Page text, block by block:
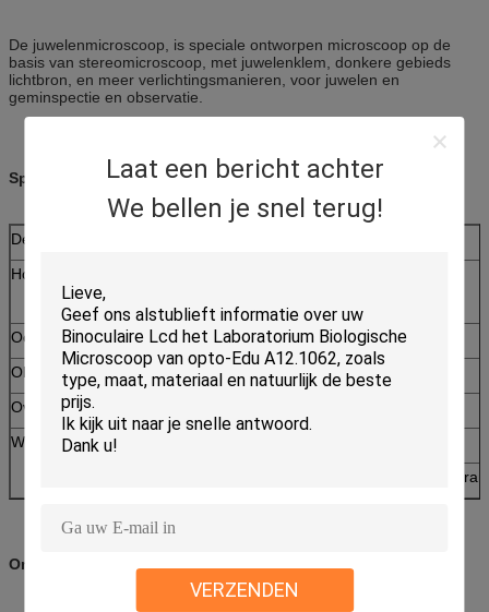
Laat een bericht achter
We bellen je snel terug!
VERZENDEN
De juwelenmicroscoop, is speciale ontworpen microscoop op de
basis van stereomicroscoop, met juwelenklem, donkere gebieds
lichtbron, en meer verlichtingsmanieren, voor juwelen en
geminspectie en observatie.
Specificaties:
De Microscoop van A24.1205jewery
Hoofd
Ooglens
WF10x
Objectief
0.75x~5x
Overgebracht Licht
Werkend Stadium
Donker Gebieds Werkend Stadium, met
Ongeveer ons: